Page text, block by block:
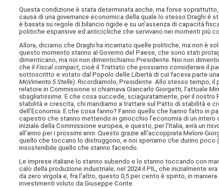
Questa condizione è stata determinata anche, ma forse
causa di unagovernance economica della quale lo stesso Draghi è
è basata su regole di bilancio rigide e su un'assenza di capacità
politiche espansive ed anticicliche che servivano nei momenti più
Allora, diciamo che Draghi ha incarnato quelle politiche, ma non è
questo momento stanno al Governo del Paese, che sono stati
dimenticano, ma noi non dimentichiamo Presidente. Noi non
che ilFiscal compact, cioè il Trattato che possiamo considerare il
sottoscritto e votato dal Popolo delle Libertà di cui faceva parte
MoVimento 5 Stelle). Ricordiamolo, Presidente. Allo stesso tempo, il
relatore in Commissione si chiamava Giancarlo Giorgetti, l'attuale
sbagliatissime. E che cosa succede, sciaguratamente, per il
stabilità e crescita, chi mandiamo a trattare sul Patto di stabilità e
dell'Economia. E che cosa fanno? Fanno quello che hanno fatto in
capestro che stanno mettendo in ginocchio l'economia di un
iniziale della Commissione europea, e questo, per l'Italia, avrà un
all'anno per i prossimi anni. Questo grazie all'accoppiata Meloni-
quello che toccano lo distruggono, e noi speriamo che durino poco
insostenibile quello che stanno facendo.
Le imprese italiane lo stanno subendo e lo stanno toccando con
calo della produzione industriale; nel 2024 il PIL, che inizialmente
da zero virgola e, fra l'altro, questo 0,5 per cento è spinto, in
investimenti voluto da Giuseppe Conte.